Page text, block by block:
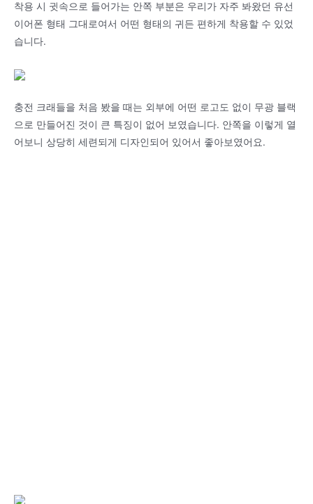
착용 시 귓속으로 들어가는 안쪽 부분은 우리가 자주 봐왔던 유선
이어폰 형태 그대로여서 어떤 형태의 귀든 편하게 착용할 수 있었
습니다.
충전 크래들을 처음 봤을 때는 외부에 어떤 로고도 없이 무광 블랙
으로 만들어진 것이 큰 특징이 없어 보였습니다. 안쪽을 이렇게 열
어보니 상당히 세련되게 디자인되어 있어서 좋아보였어요.